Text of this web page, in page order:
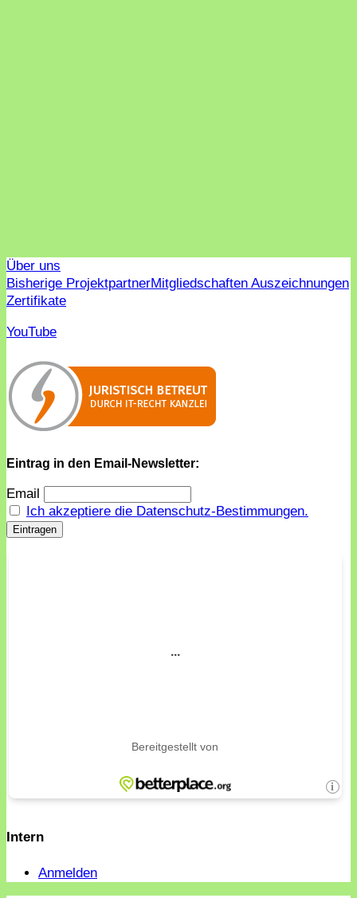
Über uns
Bisherige ProjektpartnerMitgliedschaften Auszeichnungen
Zertifikate
YouTube
Eintrag in den Email-Newsletter:
Email
Ich akzeptiere die Datenschutz-Bestimmungen.
Intern
Anmelden